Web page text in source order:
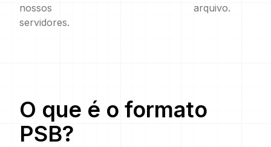
nossos
servidores.
arquivo.
O que é o formato
PSB?